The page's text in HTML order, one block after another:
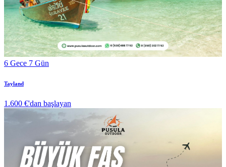
6 Gece 7 Gün
Tayland
1.600 €'dan başlayan